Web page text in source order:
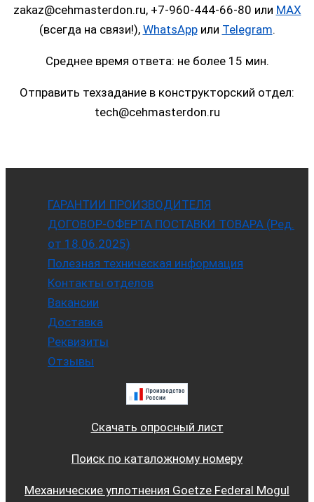
zakaz@cehmasterdon.ru, +7-960-444-66-80 или MAX
(всегда на связи!), WhatsAppили Telegram.
Среднее время ответа: не более 15 мин.
Отправить техзадание в конструкторский отдел:
tech@cehmasterdon.ru
ГАРАНТИИ ПРОИЗВОДИТЕЛЯ
ДОГОВОР-ОФЕРТА ПОСТАВКИ ТОВАРА (Ред.
от 18.06.2025)
Полезная техническая информация
Контакты отделов
Вакансии
Доставка
Реквизиты
Отзывы
Скачать опросный лист
Поиск по каталожному номеру
Механические уплотнения Goetze Federal Mogul